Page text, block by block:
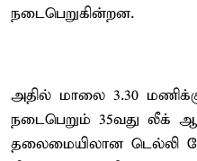
நடைபெறுகின்றன.
அதில் மாலை 3.30
நடைபெறும் 35வது லீக்
தலைமையிலான டெல்லி